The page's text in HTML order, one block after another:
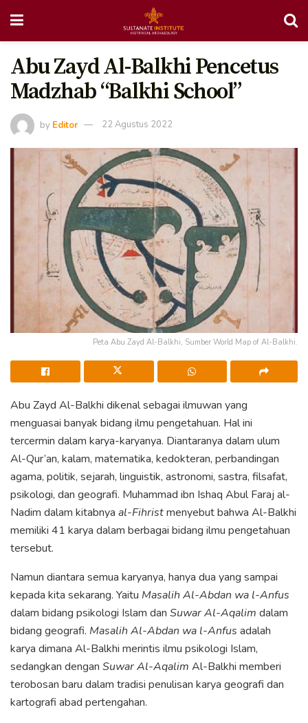
Abu Zayd Al-Balkhi Pencetus
Madzhab “Balkhi School”
by Editor 22 Agustus 2022
Peta Abu Zayd Al-Balkhi, Sumber World Map of Al-Balkhi.
Abu Zayd Al-Balkhi dikenal sebagai ilmuwan yang
menguasai banyak bidang ilmu pengetahuan. Hal ini
tercermin dalam karya-karyanya. Diantaranya dalam ulum
Al-Qur’an, kalam, matematika, kedokteran, perbandingan
agama, politik, sejarah, linguistik, astronomi, sastra, filsafat,
psikologi, dan geografi. Muhammad ibn Ishaq Abul Faraj al-
Nadim dalam kitabnya al-Fihristmenyebut bahwa Al-Balkhi
memiliki 41 karya dalam berbagai bidang ilmu pengetahuan
tersebut.
Namun diantara semua karyanya, hanya dua yang sampai
kepada kita sekarang. Yaitu Masalih Al-Abdan wa l-Anfus
dalam bidang psikologi Islam dan Suwar Al-Aqalim dalam
bidang geografi. Masalih Al-Abdan wa l-Anfus adalah
karya dimana Al-Balkhi merintis ilmu psikologi Islam,
sedangkan dengan Suwar Al-Aqalim Al-Balkhi memberi
terobosan baru dalam tradisi penulisan karya geografi dan
kartografi abad pertengahan.